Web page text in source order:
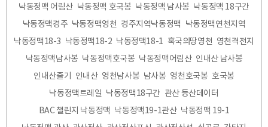
낙동정맥 어림산 낙동정맥 호국봉 낙동정맥 남사봉 낙동정맥 18구간
낙동정맥경주 낙동정맥영천 경주지역낙동정맥
낙동정맥연천지역
낙동정맥18-3 낙동정맥18-2 낙동정맥18-1 혹국의땅영천 영천격전지
낙동정맥남사봉 낙동정맥호국봉 낙동정맥어림산 인내산 남사봉
인내산줄기
인내산 영천남사봉 남사봉 영천호국봉 호국봉
낙동정맥트레일 낙동정맥18구간 관산 등산데이터
BAC 챌린지 낙동정맥 낙동정맥19-1관산 낙동정맥 19-1